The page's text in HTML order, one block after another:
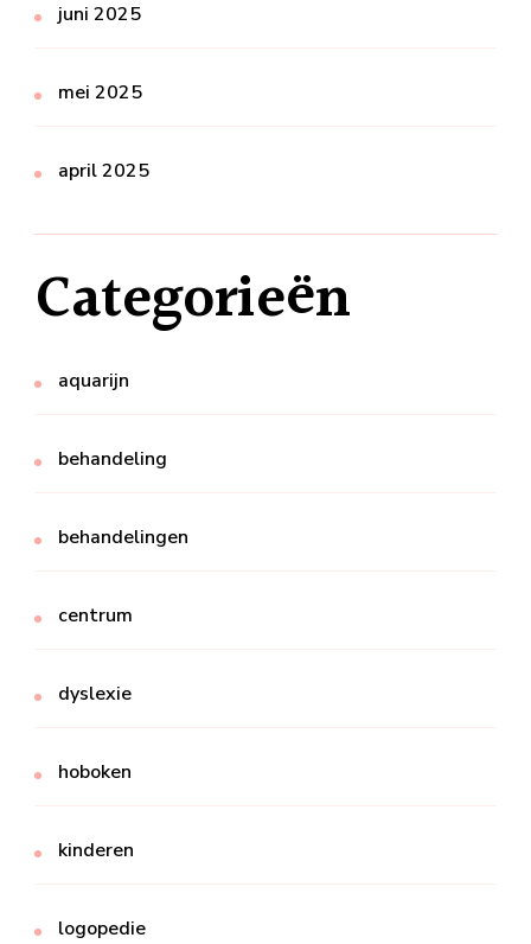
juni 2025
mei 2025
april 2025
Categorieën
aquarijn
behandeling
behandelingen
centrum
dyslexie
hoboken
kinderen
logopedie